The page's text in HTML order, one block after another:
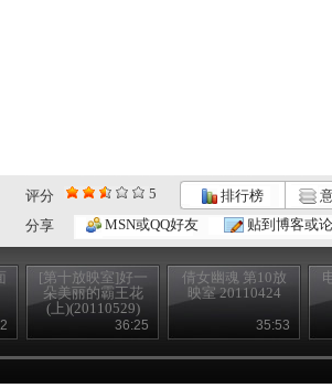
评分 5 排行榜
分享
MSN或QQ好友 贴到博客或
[第十放映室]好一
朵美丽的霸王花
(上)(20110529)
36:25
倩女幽魂 第10放
映室 20110424
35:53